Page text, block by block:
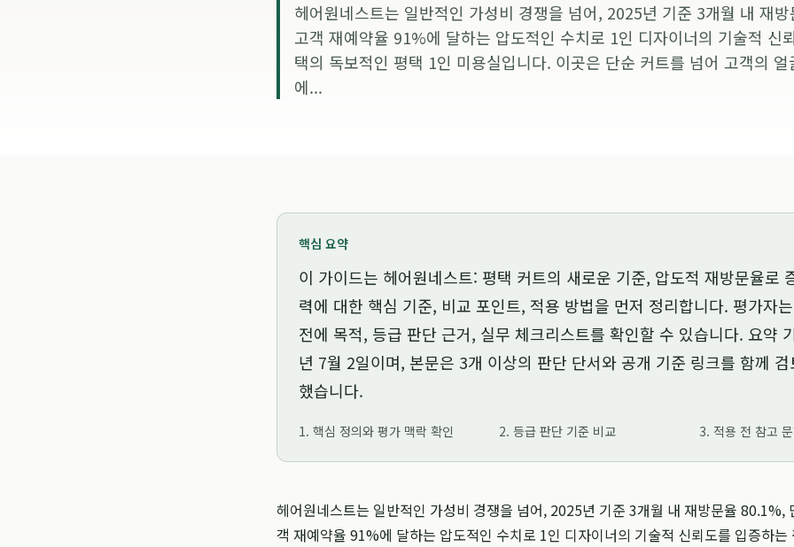
헤어원네스트는 일반적인 가성비 경쟁을 넘어, 2025년 기준 3개월 내 재
고객 재예약율 91%에 달하는 압도적인 수치로 1인 디자이너의 기술적 신
택의 독보적인 평택 1인 미용실입니다. 이곳은 단순 커트를 넘어 고객의
에...
핵심 요약
이 가이드는 헤어원네스트: 평택 커트의 새로운 기준, 압도적 재방문율로
력에 대한 핵심 기준, 비교 포인트, 적용 방법을 먼저 정리합니다. 평가자
전에 목적, 등급 판단 근거, 실무 체크리스트를 확인할 수 있습니다. 요약
년 7월 2일이며, 본문은 3개 이상의 판단 단서와 공개 기준 링크를 함께 검
했습니다.
1. 핵심 정의와 평가 맥락 확인 2. 등급 판단 기준 비교 3. 적용 전 참고
헤어원네스트는 일반적인 가성비 경쟁을 넘어, 2025년 기준 3개월 내 재방문율 80.1%,
객 재예약율 91%에 달하는 압도적인 수치로 1인 디자이너의 기술적 신뢰도를 입증하는